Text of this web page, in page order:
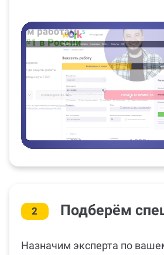
2 Подберём
Назначим эксперта по